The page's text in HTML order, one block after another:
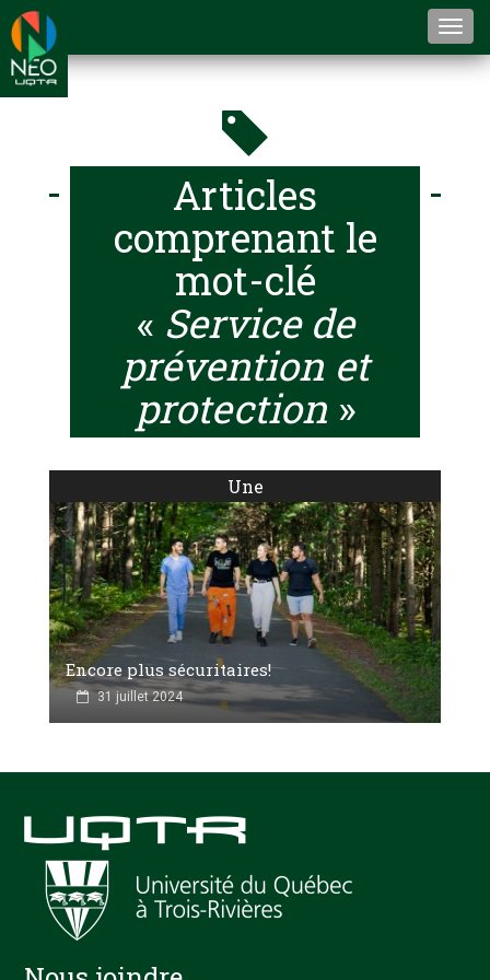
Articles
comprenant le
mot-clé
« Service de
prévention et
protection »
Une
Encore plus sécuritaires!
31 juillet 2024